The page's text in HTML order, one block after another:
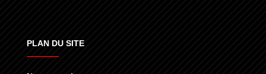
PLAN DU SITE